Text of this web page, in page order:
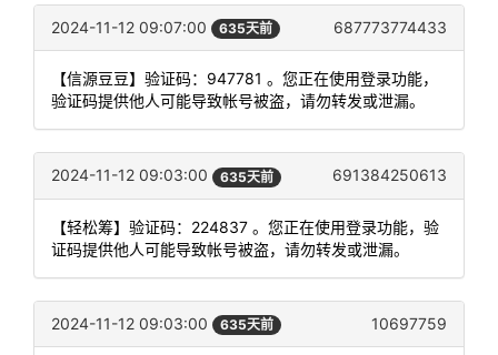
2024-11-12 09:07:00 635天前 687773774433
【信源豆豆】验证码：947781 。您正在使用登录功能，
验证码提供他人可能导致帐号被盗，请勿转发或泄漏。
2024-11-12 09:03:00 635天前 691384250613
【轻松筹】验证码：224837 。您正在使用登录功能，验
证码提供他人可能导致帐号被盗，请勿转发或泄漏。
2024-11-12 09:03:00 635天前 10697759